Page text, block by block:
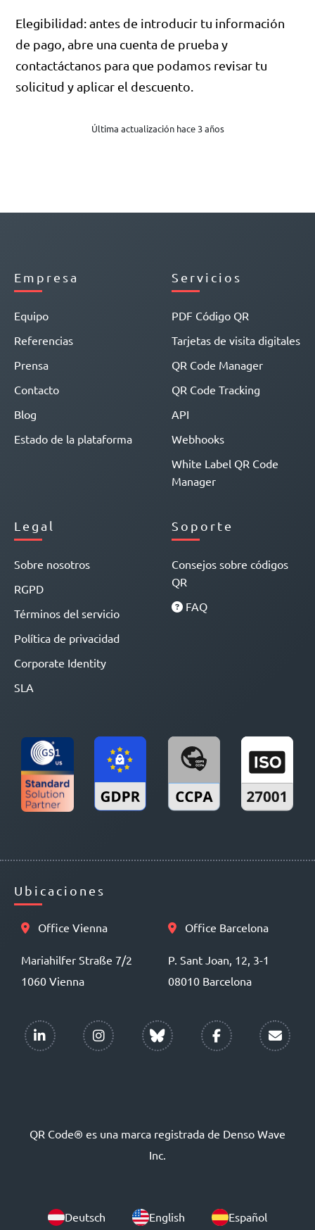
Elegibilidad: antes de introducir tu información
de pago, abre una cuenta de prueba y
contactáctanos para que podamos revisar tu
solicitud y aplicar el descuento.
Última actualización hace 3 años
Empresa
Equipo
Referencias
Prensa
Contacto
Blog
Estado de la plataforma
Servicios
PDF Código QR
Tarjetas de visita digitales
QR Code Manager
QR Code Tracking
API
Webhooks
White Label QR Code
Manager
Legal
Sobre nosotros
RGPD
Términos del servicio
Política de privacidad
Corporate Identity
SLA
Soporte
Consejos sobre códigos
QR
FAQ
Ubicaciones
Office Vienna
Mariahilfer Straße 7/2
1060 Vienna
Office Barcelona
P. Sant Joan, 12, 3-1
08010 Barcelona
QR Code® es una marca registrada de Denso Wave
Inc.
Deutsch English Español